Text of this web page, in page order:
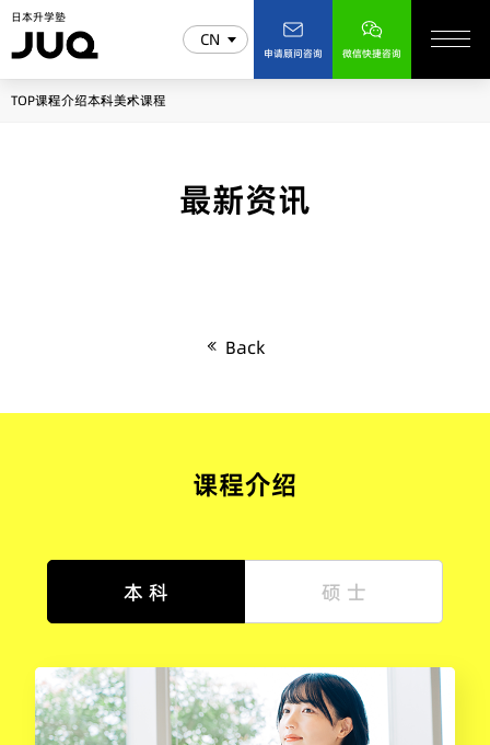
日本升学塾
CN
申请顾问咨询 微信快捷咨询
TOP课程介绍本科美术课程
最新资讯
Back
课程介绍
本 科 硕 士